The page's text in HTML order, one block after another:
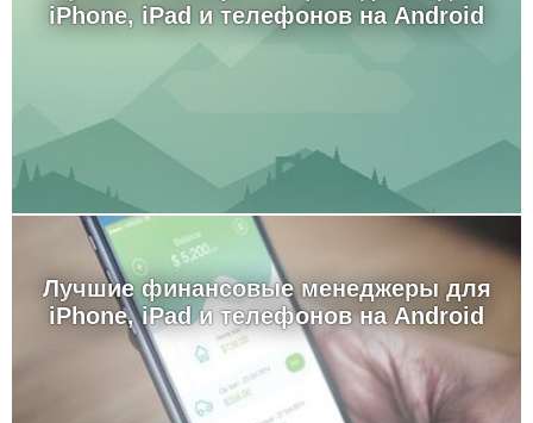
iPhone, iPad и телефонов на Android
Лучшие финансовые менеджеры для
iPhone, iPad и телефонов на Android